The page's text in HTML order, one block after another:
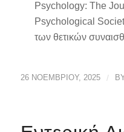
Psychology: The
Psychological
των θετικών
26 ΝΟΕΜΒΡΊΟΥ, 2025 /